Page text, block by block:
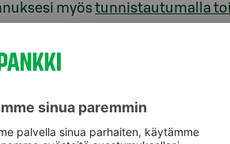
myöstunnistautumalla
käyttäjätunnukseen
voimassa olevan passin
mukaisesti.